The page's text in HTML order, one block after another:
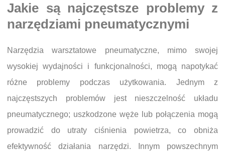
Jakie są najczęstsze problemy z
narzędziami pneumatycznymi
Narzędzia warsztatowe pneumatyczne, mimo swojej
wysokiej wydajności i funkcjonalności, mogą napotykać
różne problemy podczas użytkowania. Jednym z
najczęstszych problemów jest nieszczelność układu
pneumatycznego; uszkodzone węże lub połączenia mogą
prowadzić do utraty ciśnienia powietrza, co obniża
efektywność działania narzędzi. Innym powszechnym